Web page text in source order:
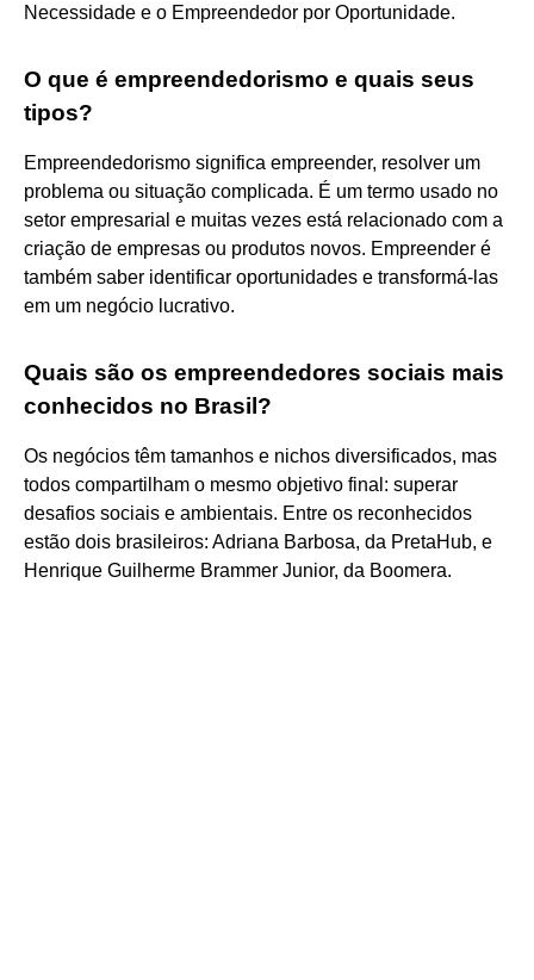
Necessidade e o Empreendedor por Oportunidade.
O que é empreendedorismo e quais seus
tipos?
Empreendedorismo significa empreender, resolver um
problema ou situação complicada. É um termo usado no
setor empresarial e muitas vezes está relacionado com a
criação de empresas ou produtos novos. Empreender é
também saber identificar oportunidades e transformá-las
em um negócio lucrativo.
Quais são os empreendedores sociais mais
conhecidos no Brasil?
Os negócios têm tamanhos e nichos diversificados, mas
todos compartilham o mesmo objetivo final: superar
desafios sociais e ambientais. Entre os reconhecidos
estão dois brasileiros: Adriana Barbosa, da PretaHub, e
Henrique Guilherme Brammer Junior, da Boomera.